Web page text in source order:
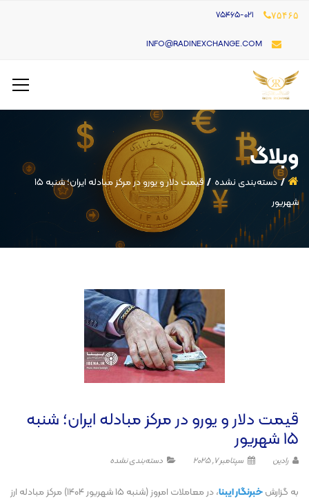
۷۵۴۶۵
INFO@RADINEXCHANGE.COM
وبلاگ
دسته‌بندی نشده
قیمت دلار و یورو در مرکز مبادله ایران؛ شنبه ۱۵
شهریور
قیمت دلار و یورو در مرکز مبادله ایران؛ شنبه
۱۵ شهریور
رادین سپتامبر 7, 2025 دسته‌بندی نشده
به گزارشخبرنگار ایبنا
، در معاملات امروز (شنبه ۱۵ شهریور ۱۴۰۴) مرکز مبادله ارز